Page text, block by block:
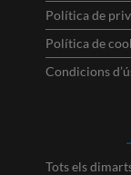
Política de
Política de
Condicions
Tots els